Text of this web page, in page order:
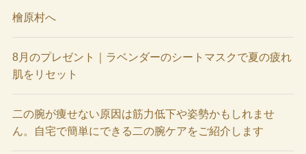
檜原村へ
8月のプレゼント｜ラベンダーのシートマスクで夏の疲れ
肌をリセット
二の腕が痩せない原因は筋力低下や姿勢かもしれませ
ん。自宅で簡単にできる二の腕ケアをご紹介します